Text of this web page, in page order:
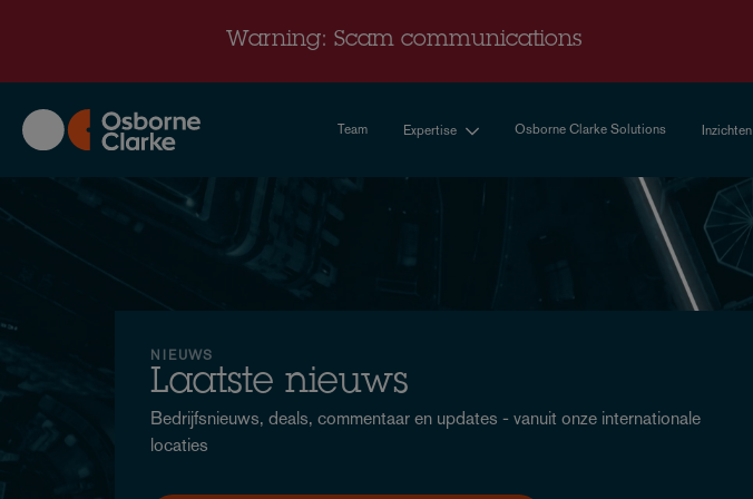
Warning: Scam communications
Team Expertise Osborne Clarke Solutions Inzichten
Nieuws
NIEUWS
Laatste nieuws
Bedrijfsnieuws, deals, commentaar en updates - vanuit onze internationale
locaties